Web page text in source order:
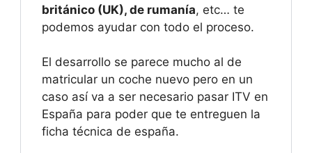
británico (UK), de rumanía, etc… te
podemos ayudar con todo el proceso.
El desarrollo se parece mucho al de
matricular un coche nuevo pero en un
caso así va a ser necesario pasar ITV en
España para poder que te entreguen la
ficha técnica de españa.